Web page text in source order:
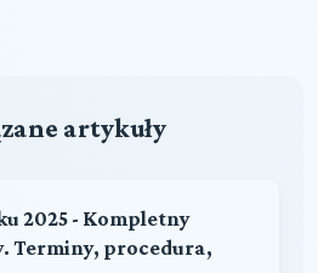
artykuły
2025 - Kompletny
Terminy, procedura,